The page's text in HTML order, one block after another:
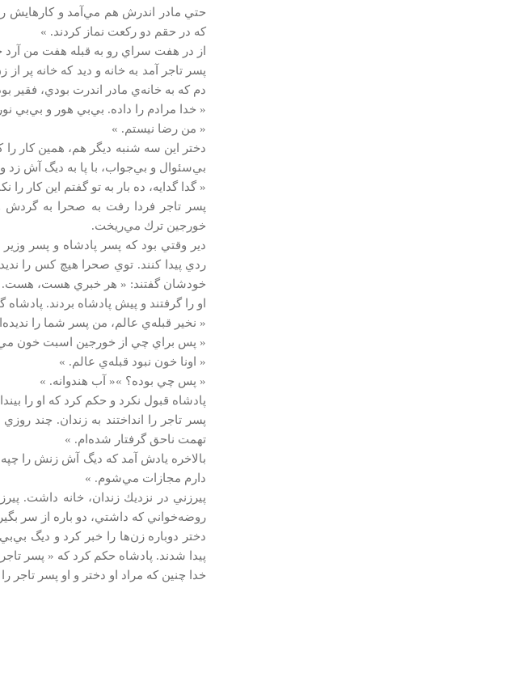
حتي مادر اندرش هم مي‌آمد و كارهايش
كه در حقم دو ركعت نماز كردند. »
از در هفت سراي رو به قبله هفت من آرد
پسر تاجر آمد به خانه و ديد كه خانه پر
دم كه به خانه‌ي مادر اندرت بودي، فقير
« خدا مرادم را داده. بي‌بي هور و بي‌بي
« من رضا نيستم. »
دختر اين سه شنبه ديگر هم، همين كار را
بي‌سئوال و بي‌جواب، با پا به ديگ آش زد
« گدا گدايه، ده بار به تو گفتم اين كار را
پسر تاجر فردا رفت به صحرا به گردش و
خورجين ترك مي‌ريخت.
دير وقتي بود كه پسر پادشاه و پسر وزير
ردي پيدا كنند. توي صحرا هيچ كس را
خودشان گفتند: « هر خبري هست، هست.
او را گرفتند و پيش پادشاه بردند.
« نخير قبله‌ي عالم، من پسر شما را
« پس براي چي از خورجين اسبت خون
« اونا خون نبود قبله‌ي عالم. »
« پس چي بوده؟ »« آب هندوانه. »
پادشاه قبول نكرد و حكم كرد كه او را
پسر تاجر را انداختند به زندان. چند
تهمت ناحق گرفتار شده‌ام. »
بالاخره يادش آمد كه ديگ آش زنش را
دارم مجازات مي‌شوم. »
پيرزني در نزديك زندان، خانه داشت.
روضه‌خواني كه داشتي، دو باره از سر
دختر دوباره زن‌ها را خبر كرد و ديگ
پيدا شدند. پادشاه حكم كرد كه « پسر تاجر
خدا چنين كه مراد او دختر و او پسر تاجر